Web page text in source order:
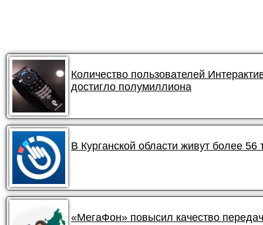
Количество пользователей
достигло полумиллиона
В Курганской области живут более
«МегаФон» повысил качество